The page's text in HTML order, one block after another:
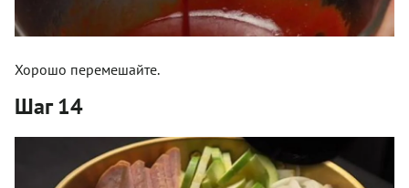
Хорошо перемешайте.
Шаг 14